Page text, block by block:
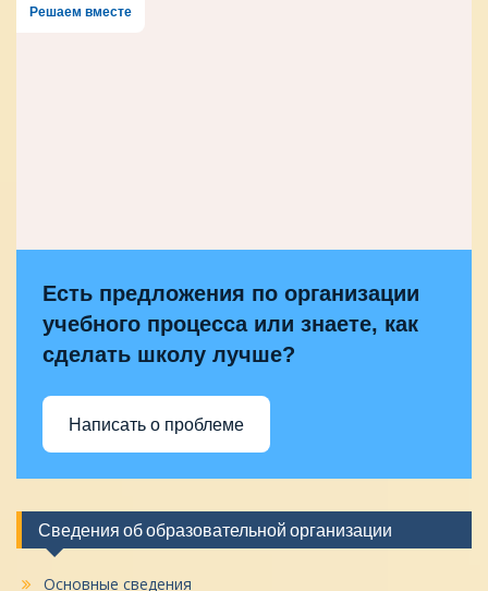
Решаем вместе
Есть предложения по организации
учебного процесса или знаете, как
сделать школу лучше?
Написать о проблеме
Сведения об образовательной организации
Основные сведения